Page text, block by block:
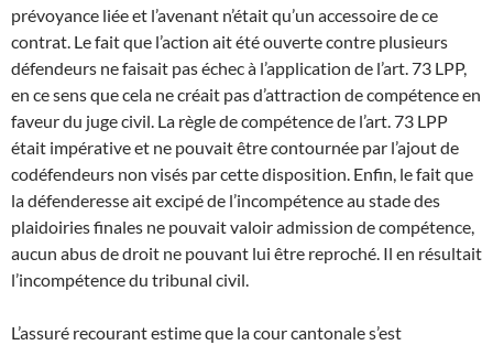
prévoyance liée et l’avenant n’était qu’un accessoire de ce
contrat. Le fait que l’action ait été ouverte contre plusieurs
défendeurs ne faisait pas échec à l’application de l’art. 73 LPP,
en ce sens que cela ne créait pas d’attraction de compétence en
faveur du juge civil. La règle de compétence de l’art. 73 LPP
était impérative et ne pouvait être contournée par l’ajout de
codéfendeurs non visés par cette disposition. Enfin, le fait que
la défenderesse ait excipé de l’incompétence au stade des
plaidoiries finales ne pouvait valoir admission de compétence,
aucun abus de droit ne pouvant lui être reproché. Il en résultait
l’incompétence du tribunal civil.
L’assuré recourant estime que la cour cantonale s’est